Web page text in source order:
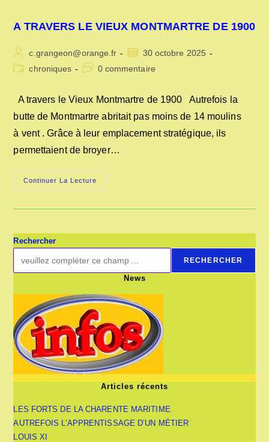
A TRAVERS LE VIEUX MONTMARTRE DE 1900
Auteur/autrice
de
c.grangeon@orange.fr
Publication
publiée :
30 octobre 2025
Postchroniques
Commentaires
publication :
0 commentaire
A travers le Vieux Montmartre de 1900 Autrefois la
butte de Montmartre abritait pas moins de 14 moulins
à vent . Grâce à leur emplacement stratégique, ils
permettaient de broyer…
Continuer La Lecture
TRAVERS
1900
Rechercher
RECHERCHER
News
Articles récents
LES FORTS DE LA CHARENTE MARITIME
AUTREFOIS L’APPRENTISSAGE D’UN MÉTIER
LOUIS XI